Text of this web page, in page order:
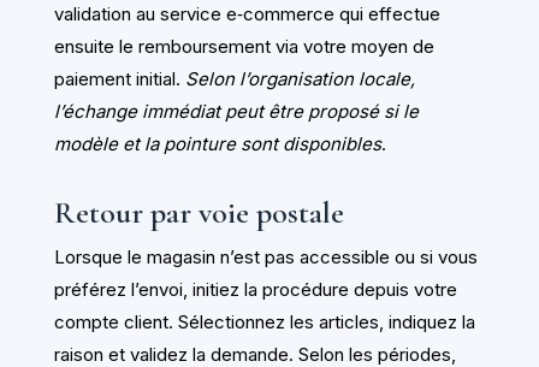
validation au service e‑commerce qui effectue
ensuite le remboursement via votre moyen de
paiement initial. Selon l’organisation locale,
l’échange immédiat peut être proposé si le
modèle et la pointure sont disponibles.
Retour par voie postale
Lorsque le magasin n’est pas accessible ou si vous
préférez l’envoi, initiez la procédure depuis votre
compte client. Sélectionnez les articles, indiquez la
raison et validez la demande. Selon les périodes,